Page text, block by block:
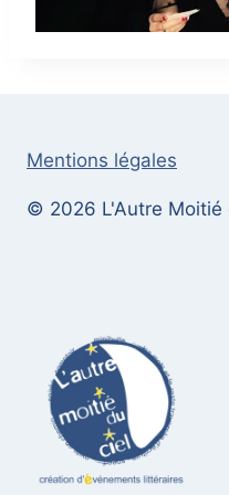
Mentions légales
© 2026 L'Autre Moitié